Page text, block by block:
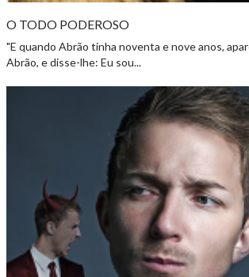
O TODO PODEROSO
"E quando Abrão tinha noventa e nove anos,
Abrão, e disse-lhe: Eu sou...